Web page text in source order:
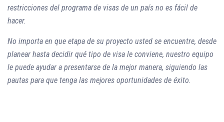
restricciones del programa de visas de un país no es fácil de
hacer.
No importa en que etapa de su proyecto usted se encuentre, desde
planear hasta decidir qué tipo de visa le conviene, nuestro equipo
le puede ayudar a presentarse de la mejor manera, siguiendo las
pautas para que tenga las mejores oportunidades de éxito.